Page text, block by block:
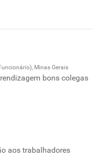
Minas Gerais
bons colegas
aos trabalhadores